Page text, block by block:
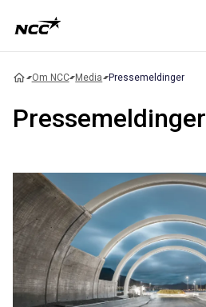
Om NCC Media Pressemeldinger
Pressemeldinger